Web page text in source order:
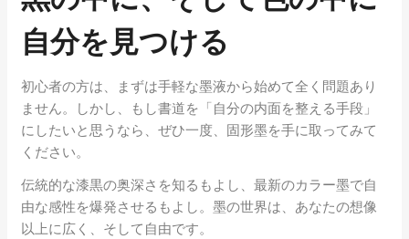
自分を見つける
初心者の方は、まずは手軽な墨液から始めて全く問題あり
ません。しかし、もし書道を「自分の内面を整える手段」
にしたいと思うなら、ぜひ一度、固形墨を手に取ってみて
ください。
伝統的な漆黒の奥深さを知るもよし、最新のカラー墨で自
由な感性を爆発させるもよし。墨の世界は、あなたの想像
以上に広く、そして自由です。